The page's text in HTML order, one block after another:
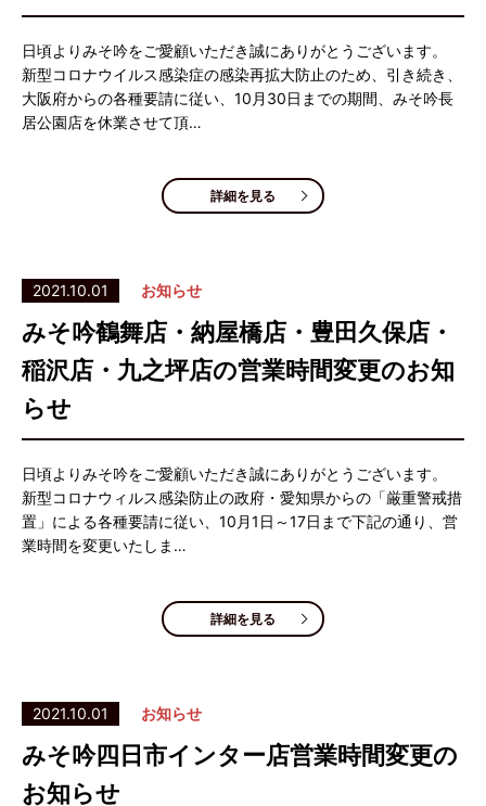
日頃よりみそ吟をご愛顧いただき誠にありがとうございます。
新型コロナウイルス感染症の感染再拡大防止のため、引き続き、
大阪府からの各種要請に従い、10月30日までの期間、みそ吟長
居公園店を休業させて頂…
詳細を見る
2021.10.01 お知らせ
みそ吟鶴舞店・納屋橋店・豊田久保店・
稲沢店・九之坪店の営業時間変更のお知
らせ
日頃よりみそ吟をご愛顧いただき誠にありがとうございます。
新型コロナウィルス感染防止の政府・愛知県からの「厳重警戒措
置」による各種要請に従い、10月1日～17日まで下記の通り、営
業時間を変更いたしま…
詳細を見る
2021.10.01 お知らせ
みそ吟四日市インター店営業時間変更の
お知らせ